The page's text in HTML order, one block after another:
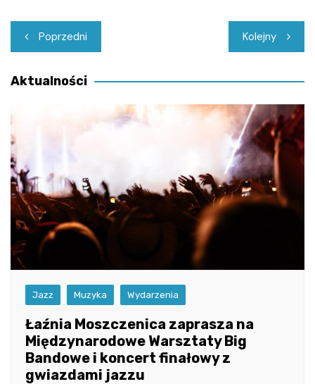
Nawigacja
wpisu
Poprzedni Kolejny
Aktualności
Jazz Muzyka Wydarzenia
Łaźnia Moszczenica zaprasza na
Międzynarodowe Warsztaty Big
Bandowe i koncert finałowy z
gwiazdami jazzu